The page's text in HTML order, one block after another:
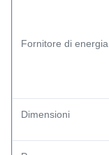
Fornitore di energia
Dimensioni